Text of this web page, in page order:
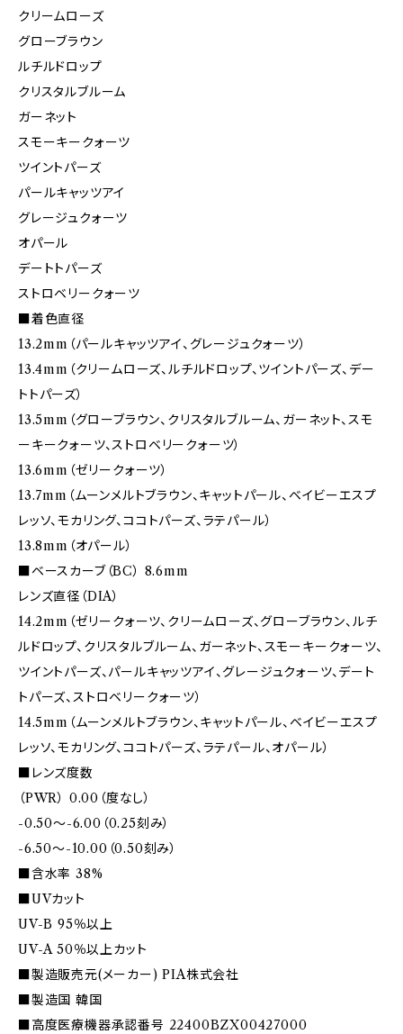
クリームローズ
グローブラウン
ルチルドロップ
クリスタルブルーム
ガーネット
スモーキークォーツ
ツイントパーズ
パールキャッツアイ
グレージュクォーツ
オパール
デートトパーズ
ストロベリークォーツ
■着色直径
13.2mm（パールキャッツアイ、グレージュクォーツ）
13.4mm（クリームローズ、ルチルドロップ、ツイントパーズ、デー
トトパーズ）
13.5mm（グローブラウン、クリスタルブルーム、ガーネット、スモ
ーキークォーツ、ストロベリークォーツ）
13.6mm（ゼリークォーツ）
13.7mm（ムーンメルトブラウン、キャットパール、ベイビーエスプ
レッソ、モカリング、ココトパーズ、ラテパール）
13.8mm（オパール）
■ベースカーブ（BC） 8.6mm
レンズ直径（DIA）
14.2mm（ゼリークォーツ、クリームローズ、グローブラウン、ルチ
ルドロップ、クリスタルブルーム、ガーネット、スモーキークォーツ、
ツイントパーズ、パールキャッツアイ、グレージュクォーツ、デート
トパーズ、ストロベリークォーツ）
14.5mm（ムーンメルトブラウン、キャットパール、ベイビーエスプ
レッソ、モカリング、ココトパーズ、ラテパール、オパール）
■レンズ度数
（PWR） 0.00（度なし）
-0.50～-6.00（0.25刻み）
-6.50～-10.00（0.50刻み）
■含水率 38%
■UVカット
UV-B 95％以上
UV-A 50％以上カット
■製造販売元(メーカー) PIA株式会社
■製造国 韓国
■高度医療機器承認番号 22400BZX00427000